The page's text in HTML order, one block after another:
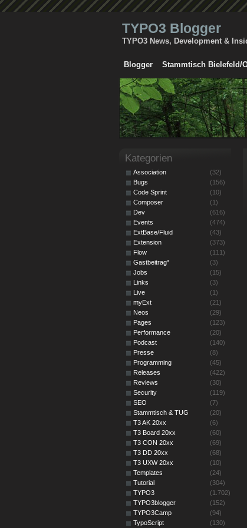
TYPO3 Blogger
TYPO3 News, Development &
Blogger Stammtisch Bielefeld/
Kategorien
Association
(32)
Bugs
(156)
Code Sprint
(10)
Composer
(1)
Dev
(616)
Events
(474)
ExtBase/Fluid
(43)
Extension
(373)
Flow
(111)
Gastbeitrag*
(3)
Jobs
(15)
Links
(3)
Live
(1)
myExt
(21)
Neos
(29)
Pages
(123)
Performance
(20)
Podcast
(140)
Presse
(8)
Programming
(45)
Releases
(422)
Reviews
(30)
Security
(119)
SEO
(7)
Stammtisch & TUG
(20)
T3 AK 20xx
(6)
T3 Board 20xx
(60)
T3 CON 20xx
(69)
T3 DD 20xx
(68)
T3 UXW 20xx
(10)
Templates
(24)
Tutorial
(304)
TYPO3
(1.702)
TYPO3blogger
(152)
TYPO3Camp
(94)
TypoScript
(130)